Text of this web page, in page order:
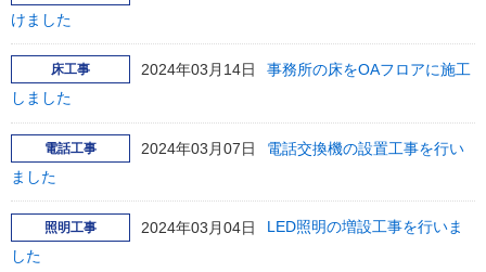
けました
床工事 2024年03月14日
事務所の床をOAフロアに施工
しました
電話工事 2024年03月07日
電話交換機の設置工事を行い
ました
照明工事 2024年03月04日
LED照明の増設工事を行いま
した